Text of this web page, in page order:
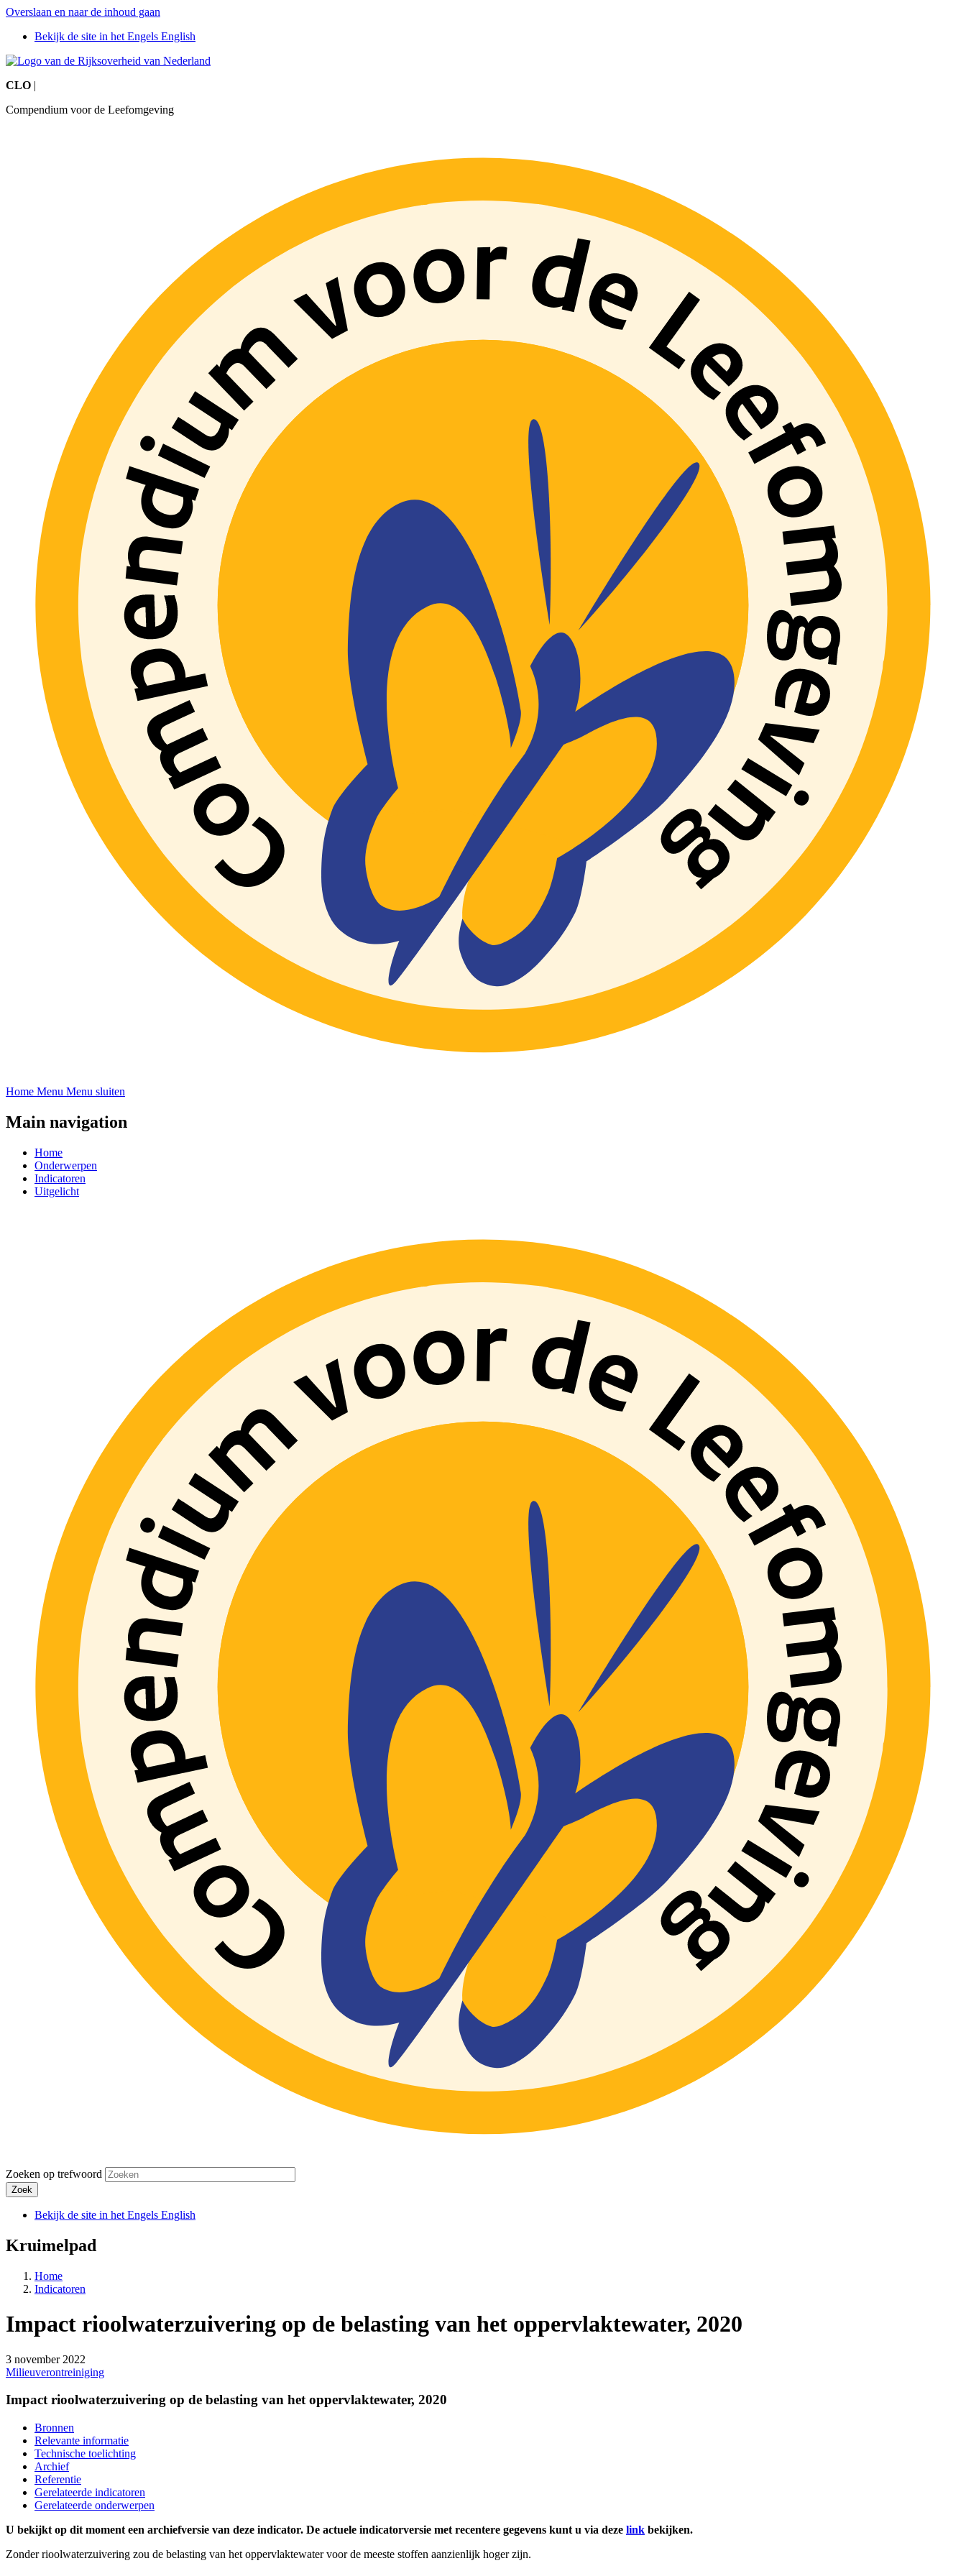
Overslaan en naar de inhoud gaan
Bekijk de site in het Engels English
CLO |
Compendium voor de Leefomgeving
Home Menu Menu sluiten
Main navigation
Home
Onderwerpen
Indicatoren
Uitgelicht
Zoeken op trefwoord
Zoek
Bekijk de site in het Engels English
Kruimelpad
Home
Indicatoren
Impact rioolwaterzuivering op de belasting van het oppervlaktewater, 2020
3 november 2022
Milieuverontreiniging
Impact rioolwaterzuivering op de belasting van het oppervlaktewater, 2020
Bronnen
Relevante informatie
Technische toelichting
Archief
Referentie
Gerelateerde indicatoren
Gerelateerde onderwerpen
U bekijkt op dit moment een archiefversie van deze indicator. De actuele indicatorversie met recentere gegevens kunt u via deze link bekijken.
Zonder rioolwaterzuivering zou de belasting van het oppervlaktewater voor de meeste stoffen aanzienlijk hoger zijn.